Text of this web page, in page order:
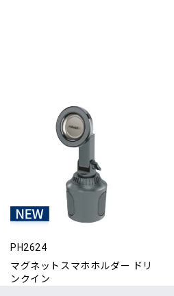
PH2624
マグネットスマホホルダー ドリ
ンクイン